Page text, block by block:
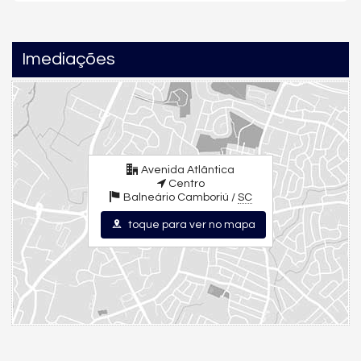
Rebaixo em gesso em todo o apartamento
Lazer Completo com Vista para o Mar
O Aurora Exclusive Home oferece 3 pavimentos de lazer,
totalizando aproximadamente
2.200 m², com mais de17
opções de lazer
, incluindo:
Piscinas com vista para o mar
Piscina externa com prainha
Wine bar exclusivo
Academia e fitness center
Espaço para treinamento funcional
Sauna seca e úmida
Imediações
Avenida Atlântica
Centro
Balneário Camboriú / SC
toque para ver no mapa